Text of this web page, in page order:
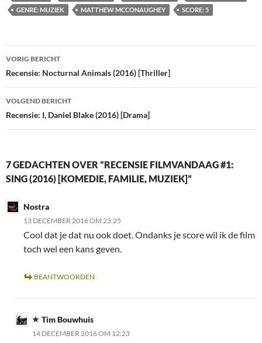
GENRE: MUZIEK
MATTHEW MCCONAUGHEY SCORE: 5
Bericht
navigatie
VORIG BERICHT
Recensie: Nocturnal Animals (2016) [Thriller]
VOLGEND BERICHT
Recensie: I, Daniel Blake (2016) [Drama]
7 GEDACHTEN OVER “RECENSIE FILMVANDAAG #1:
SING (2016) [KOMEDIE, FAMILIE, MUZIEK]”
Nostra
13 DECEMBER 2016 OM 23:25
Cool dat je dat nu ook doet. Ondanks je score wil ik de film
toch wel een kans geven.
BEANTWOORDEN
Tim Bouwhuis
14 DECEMBER 2016 OM 12:23